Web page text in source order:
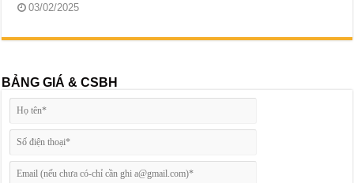
03/02/2025
BẢNG GIÁ & CSBH